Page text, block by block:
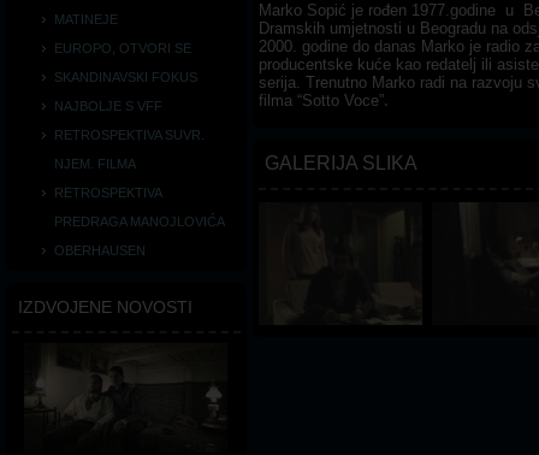
MATINEJE
EUROPO, OTVORI SE
SKANDINAVSKI FOKUS
NAJBOLJE S VFF
RETROSPEKTIVA SUVR.
NJEM. FILMA
RETROSPEKTIVA
PREDRAGA MANOJLOVIĆA
OBERHAUSEN
IZDVOJENE NOVOSTI
Marko Sopić je rođen 1977.godine u
Dramskih umjetnosti u Beogradu na
2000. godine do danas Marko je radio
producentske kuće kao redatelj ili
serija. Trenutno Marko radi na razvoju
filma “Sotto Voce”.
GALERIJA SLIKA